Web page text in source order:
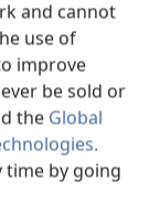
and cannot
use of
improve
be sold or
the Global
.
time by going